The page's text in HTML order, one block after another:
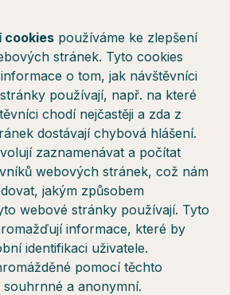
cookies používáme ke zlepšení
stránek. Tyto cookies
o tom, jak návštěvníci
používají, např. na které
chodí nejčastěji a zda z
dostávají chybová hlášení.
zaznamenávat a počítat
webových stránek, což nám
jakým způsobem
webové stránky používají. Tyto
informace, které by
identifikaci uživatele.
pomocí těchto
souhrnné a anonymní.